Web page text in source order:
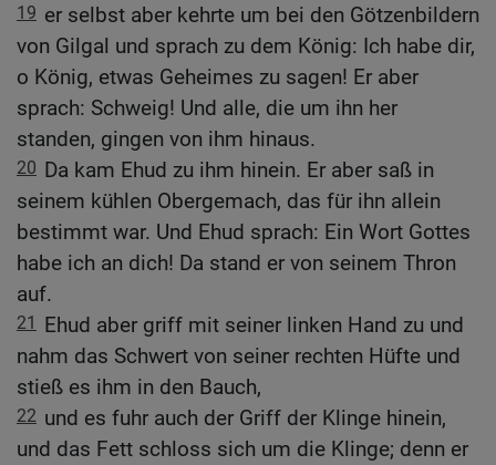
19 er selbst aber kehrte um bei den Götzenbildern
von Gilgal und sprach zu dem König: Ich habe dir,
o König, etwas Geheimes zu sagen! Er aber
sprach: Schweig! Und alle, die um ihn her
standen, gingen von ihm hinaus.
20 Da kam Ehud zu ihm hinein. Er aber saß in
seinem kühlen Obergemach, das für ihn allein
bestimmt war. Und Ehud sprach: Ein Wort Gottes
habe ich an dich! Da stand er von seinem Thron
auf.
21 Ehud aber griff mit seiner linken Hand zu und
nahm das Schwert von seiner rechten Hüfte und
stieß es ihm in den Bauch,
22 und es fuhr auch der Griff der Klinge hinein,
und das Fett schloss sich um die Klinge; denn er